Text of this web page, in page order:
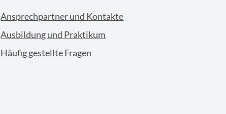
Ansprechpartner und Kontakte
Ausbildung und Praktikum
Häufig gestellte Fragen